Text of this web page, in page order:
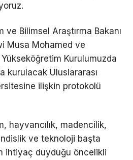
ve Bilimsel Araştırma Bakanı
Musa Mohamed ve
Kurulumuzda
kurulacak Uluslararası
ilişkin protokolü
hayvancılık, madencilik,
ve teknoloji başta
ihtiyaç duyduğu öncelikli